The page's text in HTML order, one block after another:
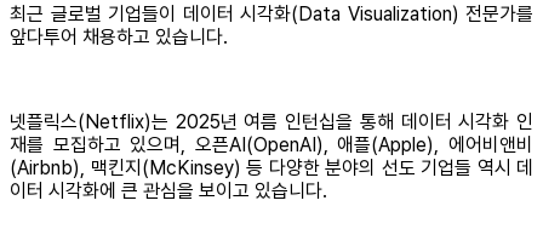
최근 글로벌 기업들이 데이터 시각화(Data Visualization) 전문가를
앞다투어 채용하고 있습니다.
넷플릭스(Netflix)는 2025년 여름 인턴십을 통해 데이터 시각화 인
재를 모집하고 있으며, 오픈AI(OpenAI), 애플(Apple), 에어비앤비
(Airbnb), 맥킨지(McKinsey) 등 다양한 분야의 선도 기업들 역시 데
이터 시각화에 큰 관심을 보이고 있습니다.